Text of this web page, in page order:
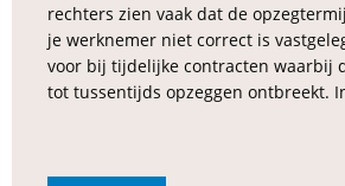
rechters zien vaak dat de
je werknemer niet correct is
voor bij tijdelijke contracten waarbij
tot tussentijds opzeggen ontbreekt.